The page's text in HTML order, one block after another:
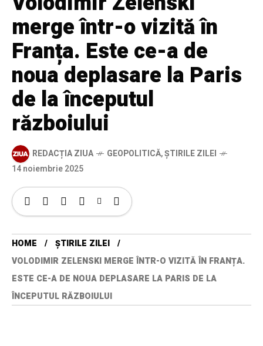
merge într-o vizită în
Franța. Este ce-a de
noua deplasare la Paris
de la începutul
războiului
REDACȚIA ZIUA GEOPOLITICĂ,ȘTIRILE ZILEI
14 noiembrie 2025
HOME
ȘTIRILE ZILEI
VOLODIMIR ZELENSKI MERGE ÎNTR-O VIZITĂ ÎN FRANȚA.
ESTE CE-A DE NOUA DEPLASARE LA PARIS DE LA
ÎNCEPUTUL RĂZBOIULUI